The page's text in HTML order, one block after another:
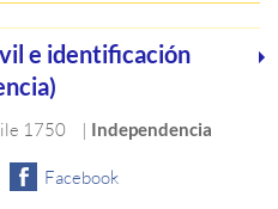
e identificación
1750 | Independencia